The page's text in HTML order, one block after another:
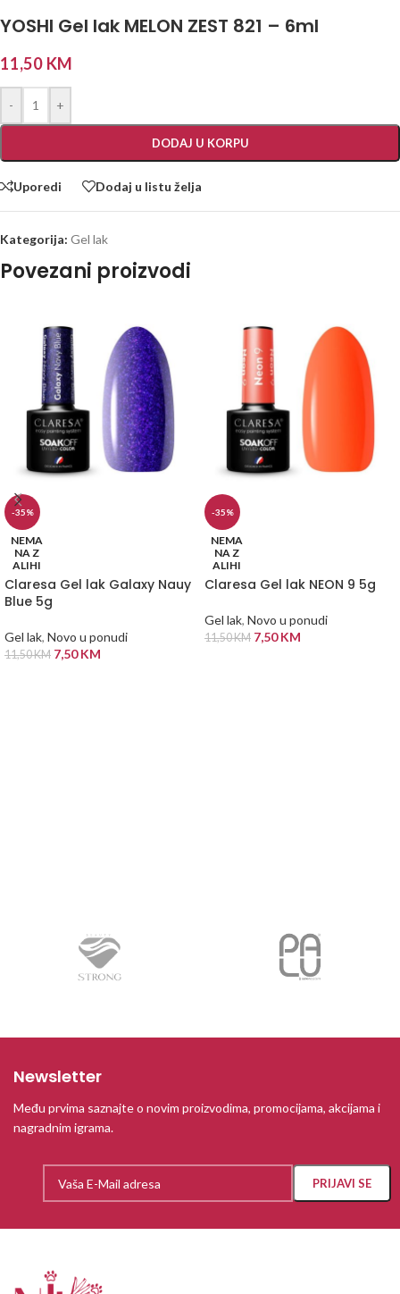
YOSHI Gel lak MELON ZEST 821 – 6ml
11,50 KM
- +
DODAJ U KORPU
Uporedi Dodaj u listu želja
Kategorija: Gel lak
Povezani proizvodi
-35%
NEMA
NA Z
ALIHI
Claresa Gel lak Galaxy Nauy
Blue 5g
Gel lak, Novo u ponudi
11,50KM 7,50KM
-35%
NEMA
NA Z
ALIHI
Claresa Gel lak NEON 9 5g
Gel lak, Novo u ponudi
11,50KM 7,50KM
Newsletter
Među prvima saznajte o novim proizvodima, promocijama, akcijama i
nagradnim igrama.